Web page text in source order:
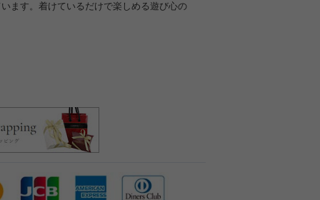
ます。着けているだけで楽しめる遊び心の